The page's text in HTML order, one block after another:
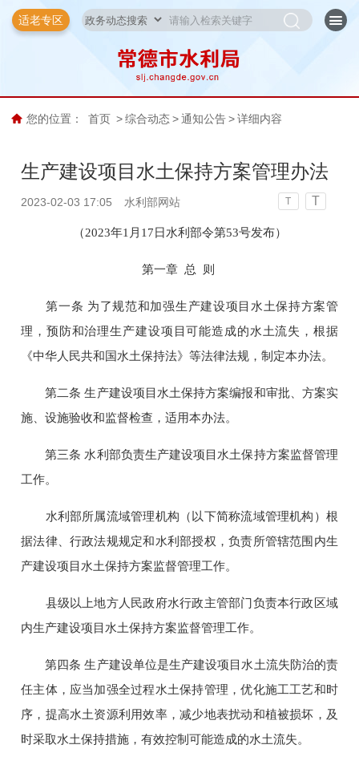
适老专区
您的位置： 首页 > 综合动态 > 通知公告 > 详细内容
生产建设项目水土保持方案管理办法
2023-02-03 17:05 水利部网站 T T
（2023年1月17日水利部令第53号发布）
第一章 总 则
第一条 为了规范和加强生产建设项目水土保持方案管
理，预防和治理生产建设项目可能造成的水土流失，根据
《中华人民共和国水土保持法》等法律法规，制定本办法。
第二条 生产建设项目水土保持方案编报和审批、方案实
施、设施验收和监督检查，适用本办法。
第三条 水利部负责生产建设项目水土保持方案监督管理
工作。
水利部所属流域管理机构（以下简称流域管理机构）根
据法律、行政法规规定和水利部授权，负责所管辖范围内生
产建设项目水土保持方案监督管理工作。
县级以上地方人民政府水行政主管部门负责本行政区域
内生产建设项目水土保持方案监督管理工作。
第四条 生产建设单位是生产建设项目水土流失防治的责
任主体，应当加强全过程水土保持管理，优化施工工艺和时
序，提高水土资源利用效率，减少地表扰动和植被损坏，及
时采取水土保持措施，有效控制可能造成的水土流失。